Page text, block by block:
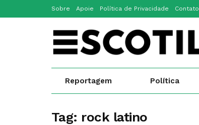
Sobre Apoie Política de Privacidade Contato
Reportagem Política
Tag: rock latino